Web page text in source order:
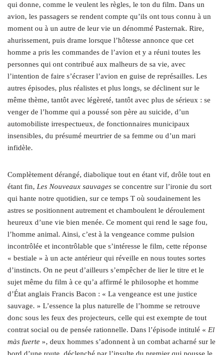
qui donne, comme le veulent les règles, le ton du film. Dans un
avion, les passagers se rendent compte qu’ils ont tous connu à un
moment ou à un autre de leur vie un dénommé Pasternak. Rire,
ahurissement, puis drame lorsque l’hôtesse annonce que cet
homme a pris les commandes de l’avion et y a réuni toutes les
personnes qui ont contribué aux malheurs de sa vie, avec
l’intention de faire s’écraser l’avion en guise de représailles. Les
autres épisodes, plus réalistes et plus longs, se déclinent sur le
même thème, tantôt avec légèreté, tantôt avec plus de sérieux : se
venger de l’homme qui a poussé son père au suicide, d’un
automobiliste irrespectueux, de fonctionnaires municipaux
insensibles, du présumé meurtrier de sa femme ou d’un mari
infidèle.
Complètement dérangé, diabolique tout en étant vif, drôle tout en
étant fin, Les Nouveaux sauvages se concentre sur l’ironie du sort
qui hante notre quotidien, sur ce temps T où soudainement les
astres se positionnent autrement et chamboulent le déroulement
heureux d’une vie bien menée. Ce moment qui rend le sage fou,
l’homme animal. Ainsi, c’est à la vengeance comme pulsion
incontrôlée et incontrôlable que s’intéresse le film, cette réponse
« bestiale » à un acte antérieur qui réveille en nous toutes sortes
d’instincts. On ne peut d’ailleurs s’empêcher de lier le titre et le
sujet même du film à ce qu’a affirmé le philosophe et homme
d’État anglais Francis Bacon : « La vengeance est une justice
sauvage. » L’essence la plus naturelle de l’homme se retrouve
donc sous les feux des projecteurs, celle qui est exempte de tout
contrat social ou de pensée rationnelle. Dans l’épisode intitulé « El
màs fuerte », deux hommes s’adonnent à un combat acharné sur le